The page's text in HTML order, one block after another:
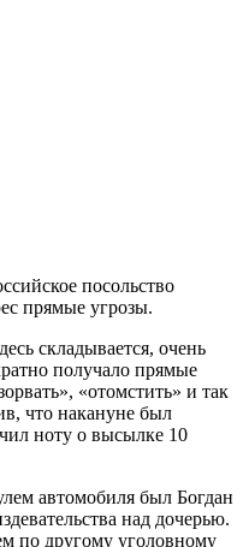
посольство
прямые угрозы.
складывается, очень
получало прямые
«отомстить» и так
что накануне был
ноту о высылке 10
автомобиля был Богдан
над дочерью.
по другому уголовному